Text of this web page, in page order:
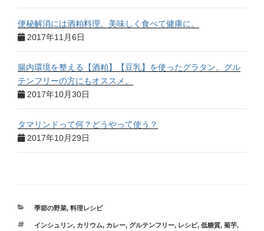
便秘解消には酒粕料理。美味しく食べて健康に。
2017年11月6日
腸内環境を整える【酒粕】【豆乳】を使ったグラタン。グル
テンフリーの方にもオススメ。
2017年10月30日
タマリンドって何？どうやって使う？
2017年10月29日
季節の野菜, 料理レシピ
インシュリン, カリウム, カレー, グルテンフリー, レシピ, 低糖質, 菊芋,